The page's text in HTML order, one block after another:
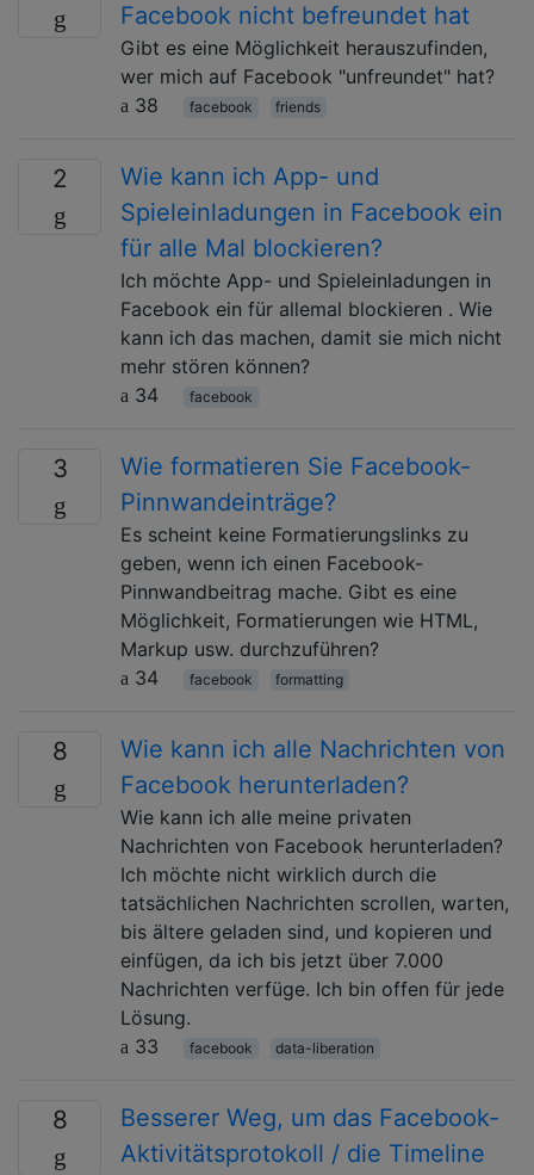
Facebook nicht befreundet hat
Gibt es eine Möglichkeit herauszufinden,
wer mich auf Facebook "unfreundet" hat?
38
facebook friends
2
Wie kann ich App- und
Spieleinladungen in Facebook ein
für alle Mal blockieren?
Ich möchte App- und Spieleinladungen in
Facebook ein für allemal blockieren . Wie
kann ich das machen, damit sie mich nicht
mehr stören können?
34
facebook
3
Wie formatieren Sie Facebook-
Pinnwandeinträge?
Es scheint keine Formatierungslinks zu
geben, wenn ich einen Facebook-
Pinnwandbeitrag mache. Gibt es eine
Möglichkeit, Formatierungen wie HTML,
Markup usw. durchzuführen?
34
facebook formatting
8
Wie kann ich alle Nachrichten von
Facebook herunterladen?
Wie kann ich alle meine privaten
Nachrichten von Facebook herunterladen?
Ich möchte nicht wirklich durch die
tatsächlichen Nachrichten scrollen, warten,
bis ältere geladen sind, und kopieren und
einfügen, da ich bis jetzt über 7.000
Nachrichten verfüge. Ich bin offen für jede
Lösung.
33
facebook data-liberation
8
Besserer Weg, um das Facebook-
Aktivitätsprotokoll / die Timeline